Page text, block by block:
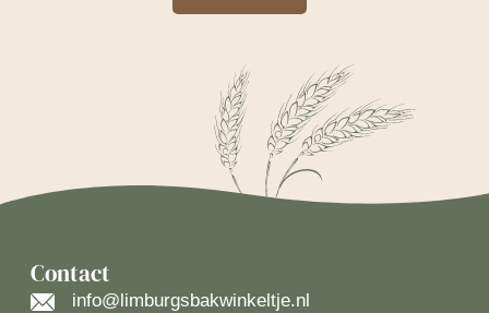
Contact
info@limburgsbakwinkeltje.nl